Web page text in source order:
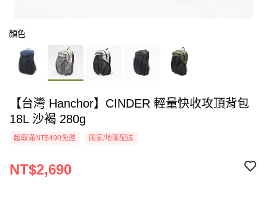
顏色
【台灣 Hanchor】CINDER 輕量快收攻頂背包
18L 沙褐 280g
超取滿NT$490免運 國家/地區配送
NT$2,690